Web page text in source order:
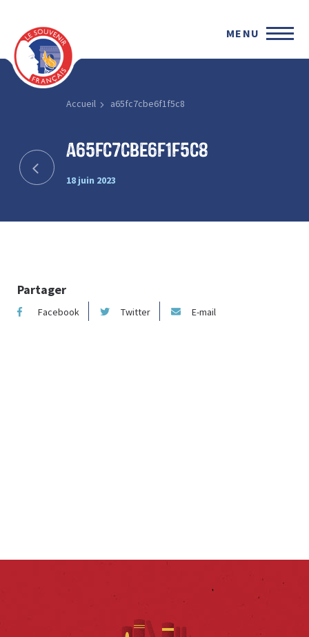
MENU
Accueil a65fc7cbe6f1f5c8
a65fc7cbe6f1f5c8
18 juin 2023
Partager
Facebook Twitter E-mail